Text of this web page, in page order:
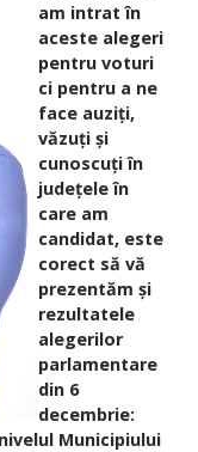
am intrat în
aceste alegeri
pentru voturi
ci pentru a ne
face auziți,
văzuți și
cunoscuți în
județele în
care am
candidat, este
corect să vă
prezentăm și
rezultatele
alegerilor
parlamentare
din 6
decembrie:
Municipiului